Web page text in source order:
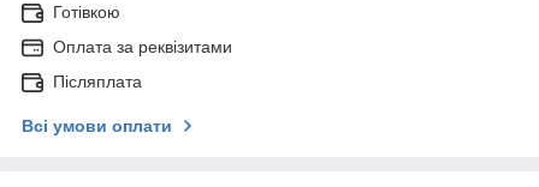
Готівкою
Оплата за реквізитами
Післяплата
Всі умови оплати